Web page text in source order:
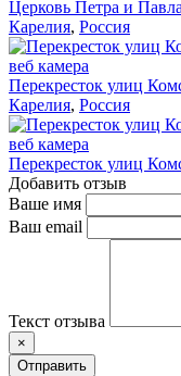
Церковь Петра и
Карелия, Россия
Перекресток улиц
Карелия, Россия
Перекресток улиц
Добавить отзыв
Ваше имя
Ваш email
Текст отзыва
×
Отправить